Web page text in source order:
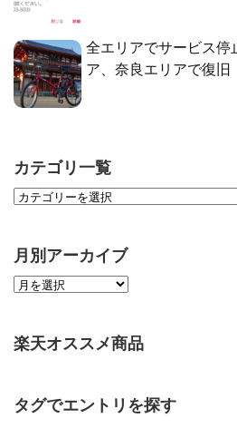
全エリアでサービス停
ア、奈良エリアで復旧
カテゴリ一覧
月別アーカイブ
楽天オススメ商品
タグでエントリを探す